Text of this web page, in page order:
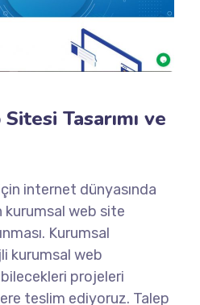
Tasarımı ve
internet dünyasında
kurumsal web site
Kurumsal
kurumsal web
projeleri
teslim ediyoruz. Talep